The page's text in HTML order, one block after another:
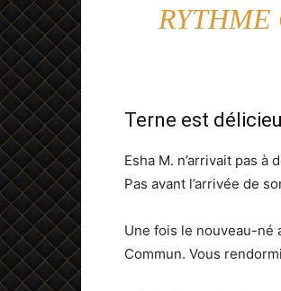
RYTHME
Terne est
Esha M. n’arrivait pas à
Pas avant l’arrivée de
Une fois le nouveau-né
Commun. Vous